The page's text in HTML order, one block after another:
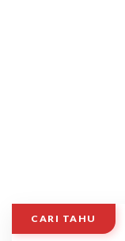
CARI TAHU